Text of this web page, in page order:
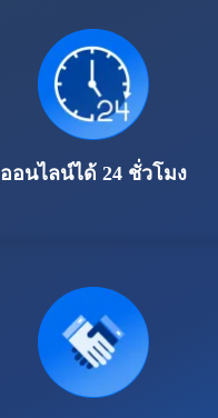
ออนไลน์ได้ 24 ชั่วโมง